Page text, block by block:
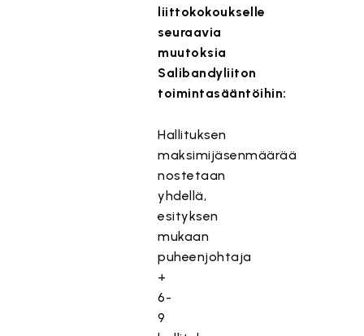
liittokokoukselle
seuraavia
muutoksia
Salibandyliiton
toimintasääntöihin:
Hallituksen
maksimijäsenmäärää
nostetaan
yhdellä,
esityksen
mukaan
puheenjohtaja
+
6-
9